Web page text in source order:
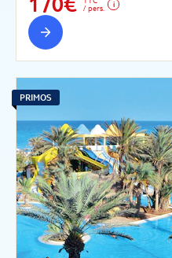
/ pers.
PRIMOS